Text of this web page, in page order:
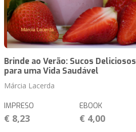
Brinde ao Verão: Sucos Deliciosos
para uma Vida Saudável
Márcia Lacerda
IMPRESO
€ 8,23
EBOOK
€ 4,00